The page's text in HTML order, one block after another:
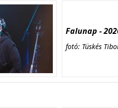
Falunap -
fotó: Tüskés